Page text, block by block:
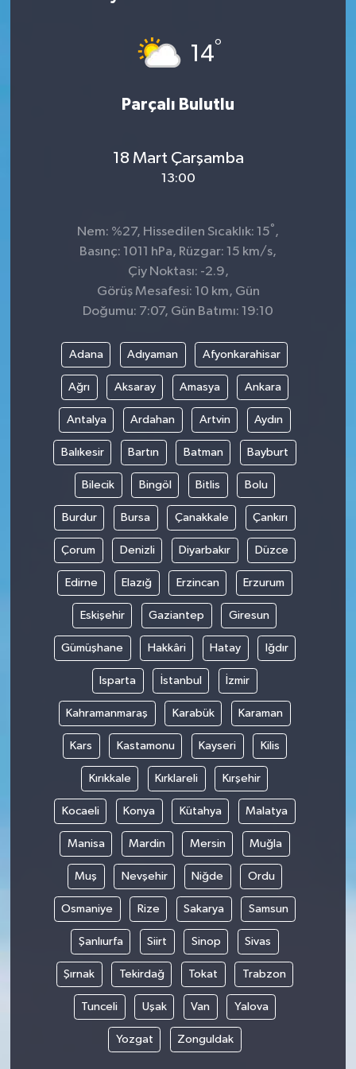
14°
Parçalı Bulutlu
18 Mart Çarşamba
13:00
Nem: %27, Hissedilen Sıcaklık: 15° ,
Basınç: 1011 hPa, Rüzgar: 15 km/s,
Çiy Noktası: -2.9,
Görüş Mesafesi: 10 km, Gün
Doğumu: 7:07, Gün Batımı: 19:10
Adana Adıyaman Afyonkarahisar
Ağrı Aksaray Amasya Ankara
Antalya Ardahan Artvin Aydın
Balıkesir Bartın Batman Bayburt
Bilecik Bingöl Bitlis Bolu
Burdur Bursa Çanakkale Çankırı
Çorum Denizli Diyarbakır Düzce
Edirne Elazığ Erzincan Erzurum
Eskişehir Gaziantep Giresun
Gümüşhane Hakkâri Hatay Iğdır
Isparta İstanbul İzmir
Kahramanmaraş Karabük Karaman
Kars Kastamonu Kayseri Kilis
Kırıkkale Kırklareli Kırşehir
Kocaeli Konya Kütahya Malatya
Manisa Mardin Mersin Muğla
Muş Nevşehir Niğde Ordu
Osmaniye Rize Sakarya Samsun
Şanlıurfa Siirt Sinop Sivas
Şırnak Tekirdağ Tokat Trabzon
Tunceli Uşak Van Yalova
Yozgat Zonguldak
SİVİL TOPLUM
SOSYAL YAŞAM
ULUSAL HABERLER